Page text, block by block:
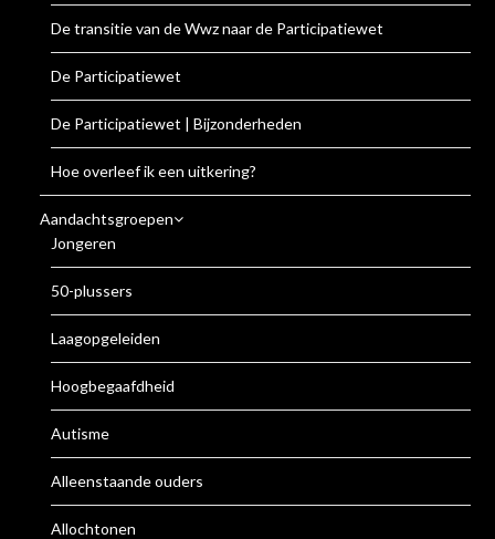
De transitie van de Wwz naar de Participatiewet
De Participatiewet
De Participatiewet | Bijzonderheden
Hoe overleef ik een uitkering?
Aandachtsgroepen
Jongeren
50-plussers
Laagopgeleiden
Hoogbegaafdheid
Autisme
Alleenstaande ouders
Allochtonen